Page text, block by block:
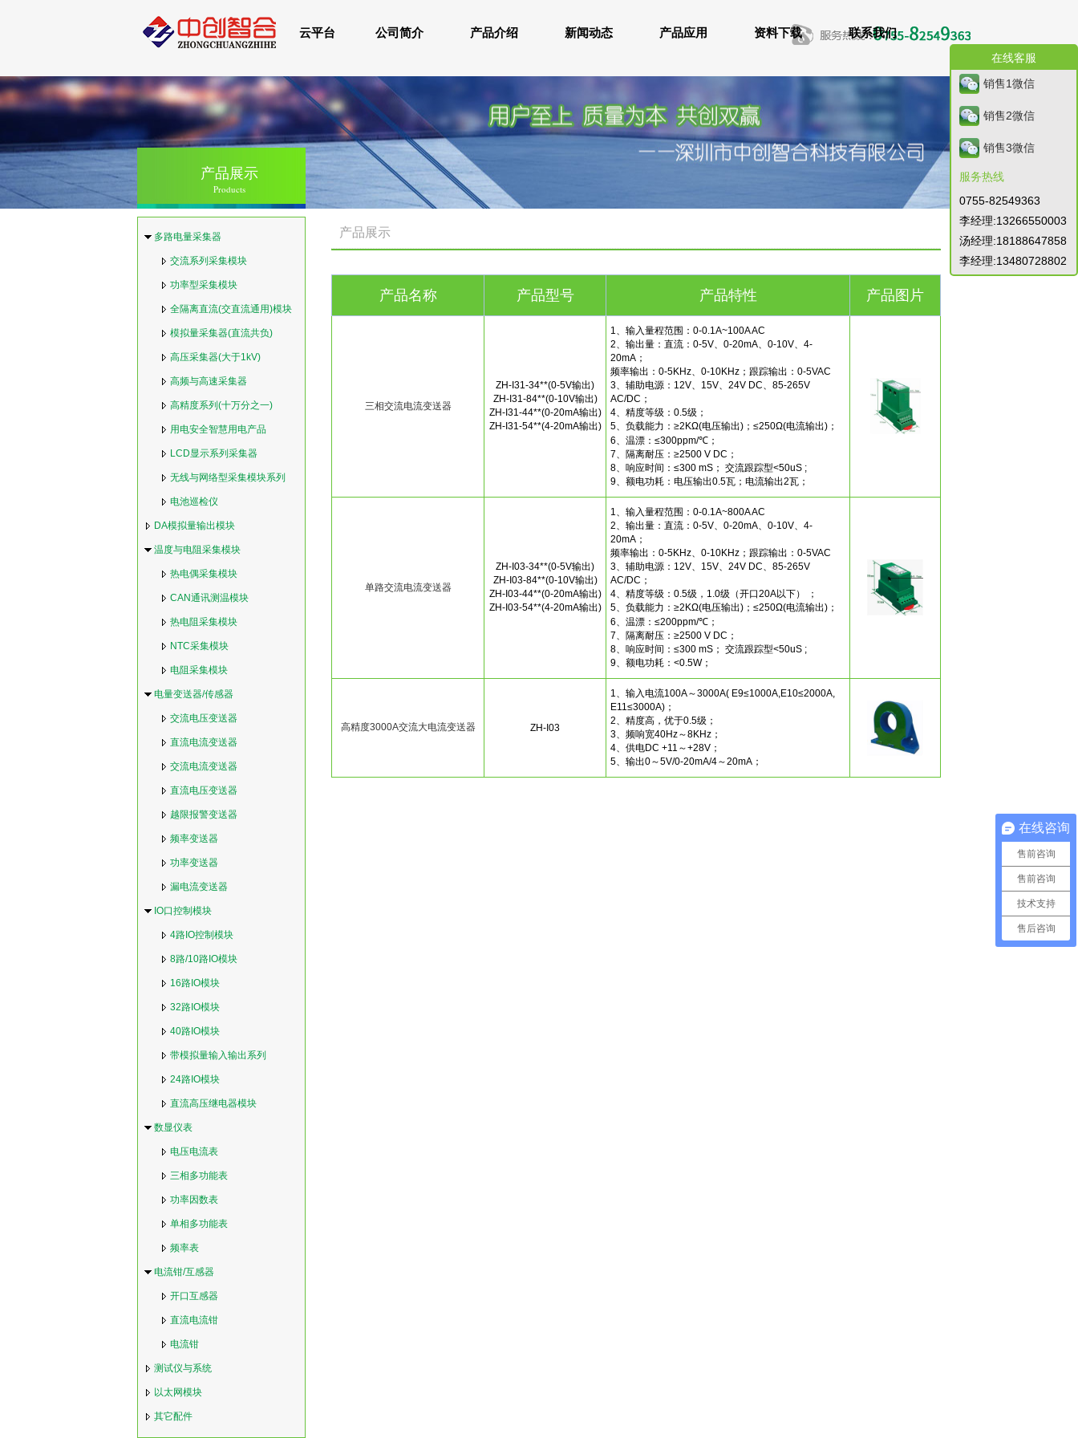
云平台 公司简介 产品介绍 新闻动态 产品应用 资料下载 联系我们
产品展示
Products
多路电量采集器
交流系列采集模块
功率型采集模块
全隔离直流(交直流通用)模块
模拟量采集器(直流共负)
高压采集器(大于1kV)
高频与高速采集器
高精度系列(十万分之一)
用电安全智慧用电产品
LCD显示系列采集器
无线与网络型采集模块系列
电池巡检仪
DA模拟量输出模块
温度与电阻采集模块
热电偶采集模块
CAN通讯测温模块
热电阻采集模块
NTC采集模块
电阻采集模块
电量变送器/传感器
交流电压变送器
直流电流变送器
交流电流变送器
直流电压变送器
越限报警变送器
频率变送器
功率变送器
漏电流变送器
IO口控制模块
4路IO控制模块
8路/10路IO模块
16路IO模块
32路IO模块
40路IO模块
带模拟量输入输出系列
24路IO模块
直流高压继电器模块
数显仪表
电压电流表
三相多功能表
功率因数表
单相多功能表
频率表
电流钳/互感器
开口互感器
直流电流钳
电流钳
测试仪与系统
以太网模块
其它配件
产品展示
产品名称 产品型号 产品特性 产品图片
三相交流电流变送器
ZH-I31-34**(0-5V输出)
ZH-I31-84**(0-10V输出)
ZH-I31-44**(0-20mA输出)
ZH-I31-54**(4-20mA输出)
1、输入量程范围：0-0.1A~100A AC
2、输出量：直流：0-5V、0-20mA、0-10V、4-
20mA；
频率输出：0-5KHz、0-10KHz；跟踪输出：0-5VAC
3、辅助电源：12V、15V、24V DC、85-265V
AC/DC；
4、精度等级：0.5级；
5、负载能力：≥2KΩ(电压输出)；≤250Ω(电流输出)；
6、温漂：≤300ppm/℃；
7、隔离耐压：≥2500 V DC；
8、响应时间：≤300 mS； 交流跟踪型<50uS ;
9、额电功耗：电压输出0.5瓦；电流输出2瓦；
单路交流电流变送器
ZH-I03-34**(0-5V输出)
ZH-I03-84**(0-10V输出)
ZH-I03-44**(0-20mA输出)
ZH-I03-54**(4-20mA输出)
1、输入量程范围：0-0.1A~800A AC
2、输出量：直流：0-5V、0-20mA、0-10V、4-
20mA；
频率输出：0-5KHz、0-10KHz；跟踪输出：0-5VAC
3、辅助电源：12V、15V、24V DC、85-265V
AC/DC；
4、精度等级：0.5级，1.0级（开口20A以下） ；
5、负载能力：≥2KΩ(电压输出)；≤250Ω(电流输出)；
6、温漂：≤200ppm/℃；
7、隔离耐压：≥2500 V DC；
8、响应时间：≤300 mS； 交流跟踪型<50uS ;
9、额电功耗：<0.5W；
高精度3000A交流大电流变送器 ZH-I03
1、输入电流100A～3000A( E9≤1000A,E10≤2000A,
E11≤3000A)；
2、精度高，优于0.5级；
3、频响宽40Hz～8KHz；
4、供电DC +11～+28V；
5、输出0～5V/0-20mA/4～20mA；
在线客服
销售1微信
销售2微信
销售3微信
服务热线
0755-82549363
李经理:13266550003
汤经理:18188647858
李经理:13480728802
在线咨询
售前咨询
售前咨询
技术支持
售后咨询